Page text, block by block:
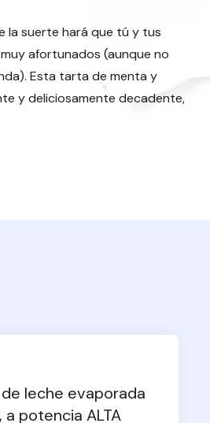
la suerte hará que tú y tus
afortunados (aunque no
Esta tarta de menta y
y deliciosamente decadente,
leche evaporada
potencia ALTA